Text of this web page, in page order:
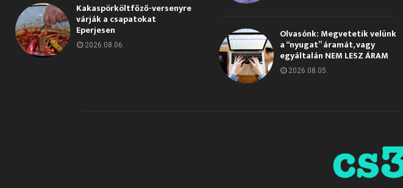
Kakaspörköltfőző-versenyre
várják a csapatokat
Eperjesen
2026.08.06.
Olvasónk: Megvetetik velünk
a “nyugat” áramát, vagy
egyáltalán NEM LESZ ÁRAM
2026.08.05.